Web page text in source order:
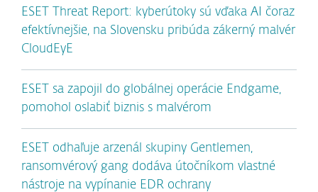
ESET Threat Report: kyberútoky sú vďaka AI čoraz
efektívnejšie, na Slovensku pribúda zákerný malvér
CloudEyE
ESET sa zapojil do globálnej operácie Endgame,
pomohol oslabiť biznis s malvérom
ESET odhaľuje arzenál skupiny Gentlemen,
ransomvérový gang dodáva útočníkom vlastné
nástroje na vypínanie EDR ochrany